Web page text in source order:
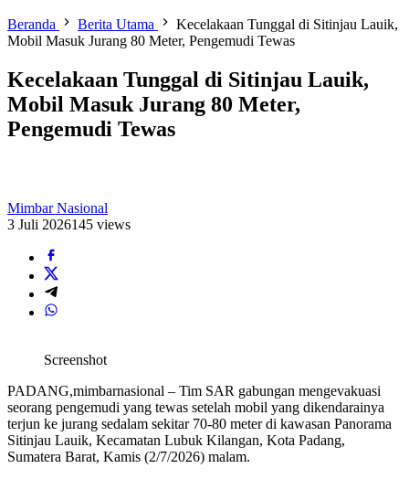
Beranda Berita Utama
Kecelakaan Tunggal di Sitinjau Lauik,
Mobil Masuk Jurang 80 Meter, Pengemudi Tewas
Kecelakaan Tunggal di Sitinjau Lauik,
Mobil Masuk Jurang 80 Meter,
Pengemudi Tewas
Mimbar Nasional
3 Juli 2026145 views
Screenshot
PADANG,mimbarnasional – Tim SAR gabungan mengevakuasi
seorang pengemudi yang tewas setelah mobil yang dikendarainya
terjun ke jurang sedalam sekitar 70-80 meter di kawasan Panorama
Sitinjau Lauik, Kecamatan Lubuk Kilangan, Kota Padang,
Sumatera Barat, Kamis (2/7/2026) malam.